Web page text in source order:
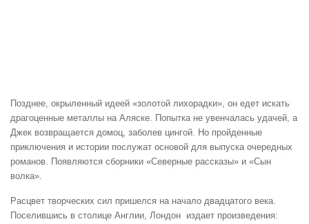
Позднее, окрыленный идеей «золотой лихорадки», он едет искать
драгоценные металлы на Аляске. Попытка не увенчалась удачей, а
Джек возвращается домоц, заболев цингой. Но пройденные
приключения и истории послужат основой для выпуска очередных
романов. Появляются сборники «Северные рассказы» и «Сын
волка».
Расцвет творческих сил пришелся на начало двадцатого века.
Поселившись в столице Англии, Лондон издает произведения: